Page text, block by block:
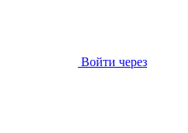
Войти через